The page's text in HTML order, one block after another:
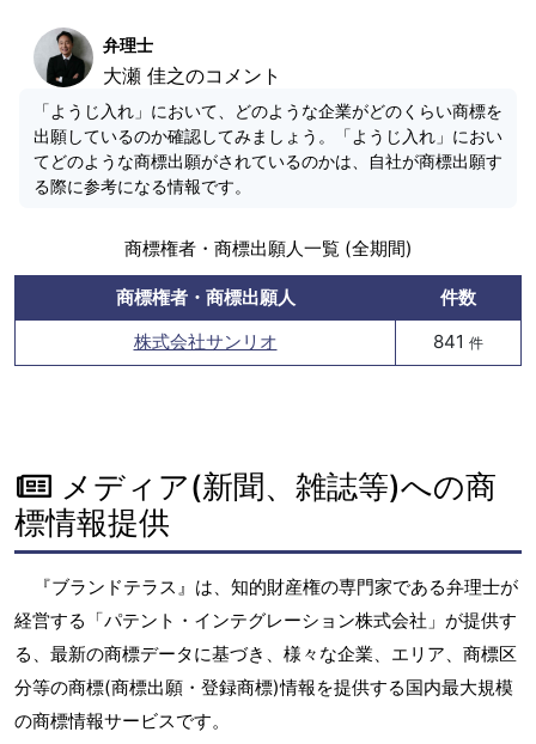
弁理士
大瀬 佳之のコメント
「ようじ入れ」において、どのような企業がどのくらい商標を
出願しているのか確認してみましょう。「ようじ入れ」におい
てどのような商標出願がされているのかは、自社が商標出願す
る際に参考になる情報です。
商標権者・商標出願人一覧 (全期間)
商標権者・商標出願人
件数
株式会社サンリオ
841 件
メディア(新聞、雑誌等)への商
標情報提供
『ブランドテラス』は、知的財産権の専門家である弁理士が
経営する「パテント・インテグレーション株式会社」が提供す
る、最新の商標データに基づき、様々な企業、エリア、商標区
分等の商標(商標出願・登録商標)情報を提供する国内最大規模
の商標情報サービスです。